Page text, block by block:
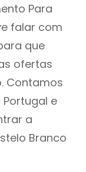
Para
falar com
que
ofertas
Contamos
e
a
Branco